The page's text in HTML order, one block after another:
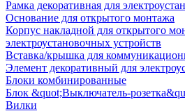
Рамка декоративная для
Основание для открытого монтажа
Корпус накладной для открытого
электроустановочных устройств
Вставка/крышка для
Элемент декоративный для
Блоки комбинированные
Блок &quot;Выключатель-
Вилки